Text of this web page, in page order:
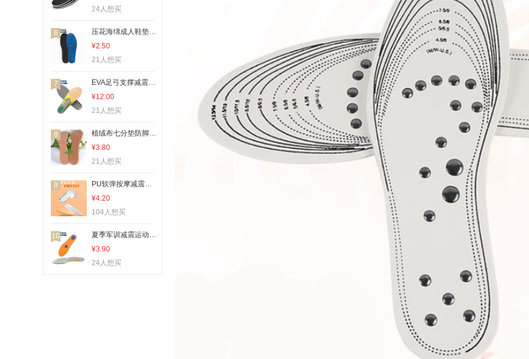
24人想买
6
压花海绵成人鞋垫吸汗透气男难女士减压按摩鞋垫厂家加厚透气防磨
¥2.50
21人想买
7
EVA足弓支撑减震鞋垫透气军训运动鞋垫跨境亚马逊男士女士
¥12.00
21人想买
8
植绒布七分垫防脚痛 防磨贴 护足垫 高跟鞋凉鞋 鞋垫 女批发
¥3.80
21人想买
9
PU软弹按摩减震运动鞋垫防滑耐磨吸汗透气柔软舒适运动鞋垫批发
¥4.20
104人想买
10
夏季军训减震运动鞋垫波浪水纹透气吸汗鞋垫篮球跑步鞋垫批发
¥3.90
24人想买